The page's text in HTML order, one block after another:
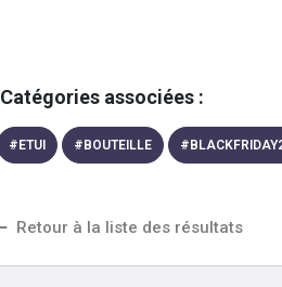
Catégories associées :
# ETUI # BOUTEILLE #
Retour à la liste des résultats